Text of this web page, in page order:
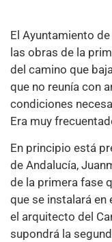
El Ayuntamiento
las obras de la
del camino que
que no reunía con
condiciones
Era muy
En principio está
de Andalucía,
de la primera fase
que se instalará en
el arquitecto del
supondrá la